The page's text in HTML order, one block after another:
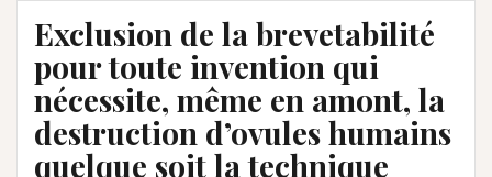
Exclusion de la brevetabilité
pour toute invention qui
nécessite, même en amont, la
destruction d’ovules humains
quelque soit la technique